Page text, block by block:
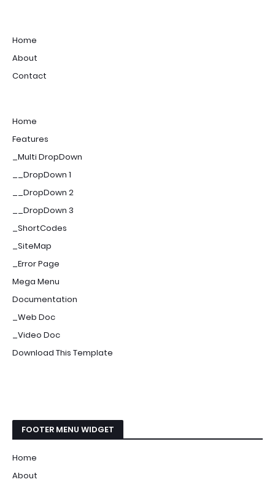
Home
About
Contact
Home
Features
_Multi DropDown
__DropDown 1
__DropDown 2
__DropDown 3
_ShortCodes
_SiteMap
_Error Page
Mega Menu
Documentation
_Web Doc
_Video Doc
Download This Template
FOOTER MENU WIDGET
Home
About